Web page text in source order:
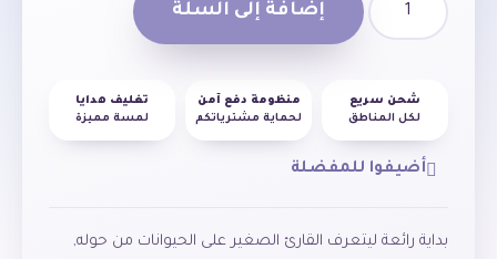
إضافة إلى السلة
شحن سريع
لكل المناطق
منظومة دفع آمن
لحماية مشترياتكم
تغليف هدايا
لمسة مميزة
أضيفوا للمفضلة
بداية رائعة ليتعرف القارئ الصغير على الحيوانات من حوله,